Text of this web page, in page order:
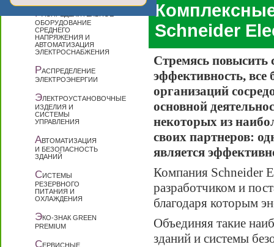
ОБОРУДОВАНИЕ
СРЕДНЕГО
НАПРЯЖЕНИЯ И
АВТОМАТИЗАЦИЯ
ЭЛЕКТРОСНАБЖЕНИЯ
РАСПРЕДЕЛЕНИЕ
ЭЛЕКТРОЭНЕРГИИ
ЭЛЕКТРОУСТАНОВОЧНЫЕ
ИЗДЕЛИЯ И
СИСТЕМЫ
УПРАВЛЕНИЯ
АВТОМАТИЗАЦИЯ
И БЕЗОПАСНОСТЬ
ЗДАНИЙ
СИСТЕМЫ
РЕЗЕРВНОГО
ПИТАНИЯ И
ОХЛАЖДЕНИЯ
ЭКО-ЗНАК GREEN
PREMIUM
СЕРВИСНЫЕ
Schneider
Стремясь повысить
эффективность, все
организаций
основной
некоторых из
своих партнеров:
является
Компания Schneider
разработчиком и
благодаря которым
Объединяя такие
зданий и системы